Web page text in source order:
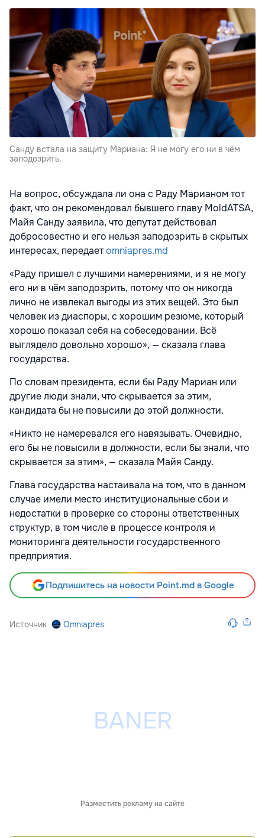
Санду встала на защиту Мариана: Я не могу его ни в чём
заподозрить.
На вопрос, обсуждала ли она с Раду Марианом тот
факт, что он рекомендовал бывшего главу MoldATSA,
Майя Санду заявила, что депутат действовал
добросовестно и его нельзя заподозрить в скрытых
интересах, передаетomniapres.md
«Раду пришел с лучшими намерениями, и я не могу
его ни в чём заподозрить, потому что он никогда
лично не извлекал выгоды из этих вещей. Это был
человек из диаспоры, с хорошим резюме, который
хорошо показал себя на собеседовании. Всё
выглядело довольно хорошо», — сказала глава
государства.
По словам президента, если бы Раду Мариан или
другие люди знали, что скрывается за этим,
кандидата бы не повысили до этой должности.
«Никто не намеревался его навязывать. Очевидно,
его бы не повысили в должности, если бы знали, что
скрывается за этим», — сказала Майя Санду.
Глава государства настаивала на том, что в данном
случае имели место институциональные сбои и
недостатки в проверке со стороны ответственных
структур, в том числе в процессе контроля и
мониторинга деятельности государственного
предприятия.
Подпишитесь на новости Point.md в Google
Источник Omniapres
Разместить рекламу на сайте